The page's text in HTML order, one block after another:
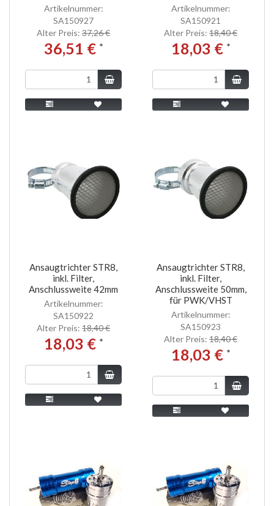
Artikelnummer:
SA150927
Alter Preis: 37,26 €
36,51 € *
Artikelnummer:
SA150921
Alter Preis: 18,40 €
18,03 € *
Ansaugtrichter STR8,
inkl. Filter,
Anschlussweite 42mm
Artikelnummer:
SA150922
Alter Preis: 18,40 €
18,03 € *
Ansaugtrichter STR8,
inkl. Filter,
Anschlussweite 50mm,
für PWK/VHST
Artikelnummer:
SA150923
Alter Preis: 18,40 €
18,03 € *